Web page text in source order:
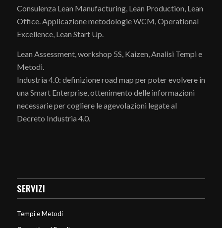
Consulenza Lean Manufacturing, Lean Production, Lean
Office. Applicazione metodologie WCM, Operational
Excellence, Lean Start Up.
Lean Assessment, workshop 5S, Kaizen, Analisi Tempi e
Metodi.
Industria 4.0: definizione road map per poter evolvere in
una Smart Enterprise, ottenimento delle informazioni
necessarie per cogliere le agevolazioni legate al
Decreto Industria 4.0.
SERVIZI
Tempi e Metodi